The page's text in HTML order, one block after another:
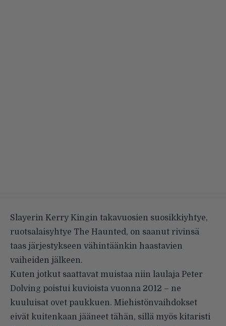
Slayerin Kerry Kingin takavuosien suosikkiyhtye,
ruotsalaisyhtye The Haunted, on saanut rivinsä
taas järjestykseen vähintäänkin haastavien
vaiheiden jälkeen.
Kuten jotkut saattavat muistaa niin laulaja Peter
Dolving poistui kuvioista vuonna 2012 – ne
kuuluisat ovet paukkuen. Miehistönvaihdokset
eivät kuitenkaan jääneet tähän, sillä myös kitaristi